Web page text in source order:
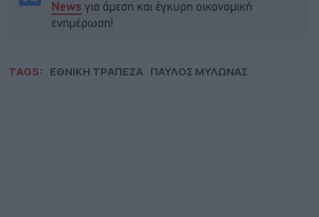
News για άμεση και έγκυρη οικονομική
ενημέρωση!
TAGS: ΕΘΝΙΚΗ ΤΡΑΠΕΖΑ ΠΑΥΛΟΣ ΜΥΛΩΝΑΣ